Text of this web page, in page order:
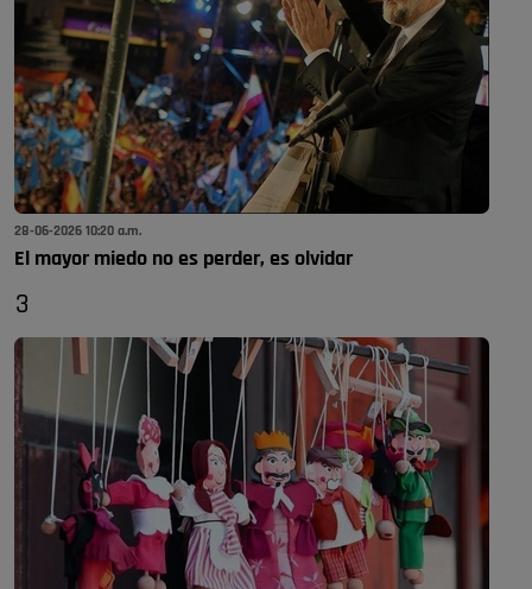
28-06-2026 10:20 a.m.
El mayor miedo no es perder, es olvidar
3